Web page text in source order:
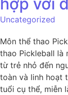
Uncategorized
Môn thể thao
thao Pickleball là
từ trẻ nhỏ đến
toàn và linh hoạt
tuổi cụ thể, miễn